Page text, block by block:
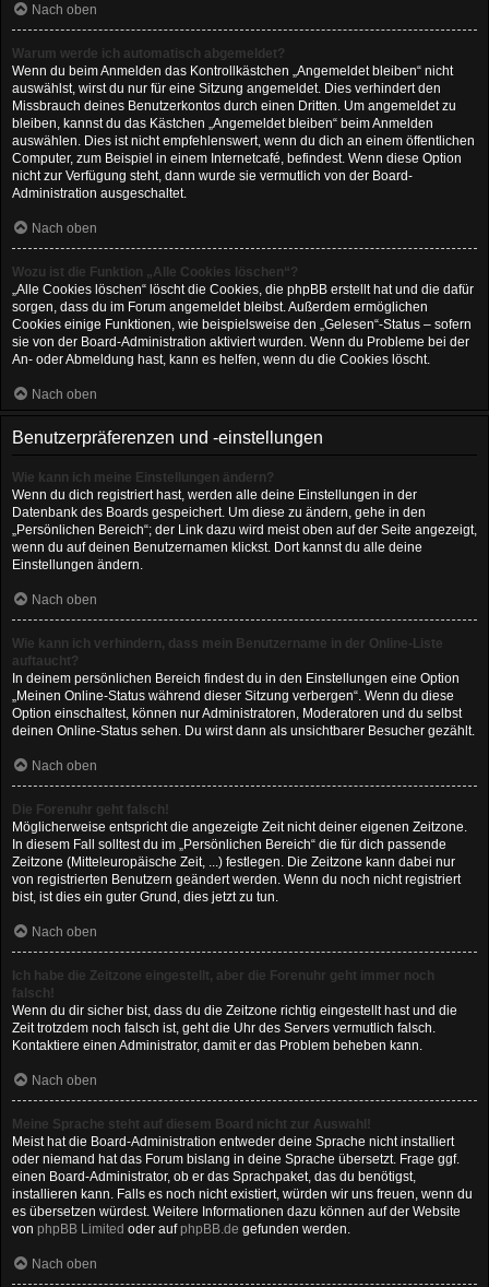
Nach oben
Warum werde ich automatisch abgemeldet?
Wenn du beim Anmelden das Kontrollkästchen „Angemeldet bleiben“ nicht
auswählst, wirst du nur für eine Sitzung angemeldet. Dies verhindert den
Missbrauch deines Benutzerkontos durch einen Dritten. Um angemeldet zu
bleiben, kannst du das Kästchen „Angemeldet bleiben“ beim Anmelden
auswählen. Dies ist nicht empfehlenswert, wenn du dich an einem öffentlichen
Computer, zum Beispiel in einem Internetcafé, befindest. Wenn diese Option
nicht zur Verfügung steht, dann wurde sie vermutlich von der Board-
Administration ausgeschaltet.
Nach oben
Wozu ist die Funktion „Alle Cookies löschen“?
„Alle Cookies löschen“ löscht die Cookies, die phpBB erstellt hat und die dafür
sorgen, dass du im Forum angemeldet bleibst. Außerdem ermöglichen
Cookies einige Funktionen, wie beispielsweise den „Gelesen“-Status – sofern
sie von der Board-Administration aktiviert wurden. Wenn du Probleme bei der
An- oder Abmeldung hast, kann es helfen, wenn du die Cookies löscht.
Nach oben
Benutzerpräferenzen und -einstellungen
Wie kann ich meine Einstellungen ändern?
Wenn du dich registriert hast, werden alle deine Einstellungen in der
Datenbank des Boards gespeichert. Um diese zu ändern, gehe in den
„Persönlichen Bereich“; der Link dazu wird meist oben auf der Seite angezeigt,
wenn du auf deinen Benutzernamen klickst. Dort kannst du alle deine
Einstellungen ändern.
Nach oben
Wie kann ich verhindern, dass mein Benutzername in der Online-Liste
auftaucht?
In deinem persönlichen Bereich findest du in den Einstellungen eine Option
„Meinen Online-Status während dieser Sitzung verbergen“. Wenn du diese
Option einschaltest, können nur Administratoren, Moderatoren und du selbst
deinen Online-Status sehen. Du wirst dann als unsichtbarer Besucher gezählt.
Nach oben
Die Forenuhr geht falsch!
Möglicherweise entspricht die angezeigte Zeit nicht deiner eigenen Zeitzone.
In diesem Fall solltest du im „Persönlichen Bereich“ die für dich passende
Zeitzone (Mitteleuropäische Zeit, ...) festlegen. Die Zeitzone kann dabei nur
von registrierten Benutzern geändert werden. Wenn du noch nicht registriert
bist, ist dies ein guter Grund, dies jetzt zu tun.
Nach oben
Ich habe die Zeitzone eingestellt, aber die Forenuhr geht immer noch
falsch!
Wenn du dir sicher bist, dass du die Zeitzone richtig eingestellt hast und die
Zeit trotzdem noch falsch ist, geht die Uhr des Servers vermutlich falsch.
Kontaktiere einen Administrator, damit er das Problem beheben kann.
Nach oben
Meine Sprache steht auf diesem Board nicht zur Auswahl!
Meist hat die Board-Administration entweder deine Sprache nicht installiert
oder niemand hat das Forum bislang in deine Sprache übersetzt. Frage ggf.
einen Board-Administrator, ob er das Sprachpaket, das du benötigst,
installieren kann. Falls es noch nicht existiert, würden wir uns freuen, wenn du
es übersetzen würdest. Weitere Informationen dazu können auf der Website
von phpBB Limited oder aufphpBB.de gefunden werden.
Nach oben